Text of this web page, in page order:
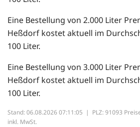
Eine Bestellung von 2.000 Liter
Heßdorf kostet aktuell im
100 Liter.
Eine Bestellung von 3.000 Liter
Heßdorf kostet aktuell im
100 Liter.
Stand: 06.08.2026 07:11:05 | PLZ: 91093
inkl. MwSt.